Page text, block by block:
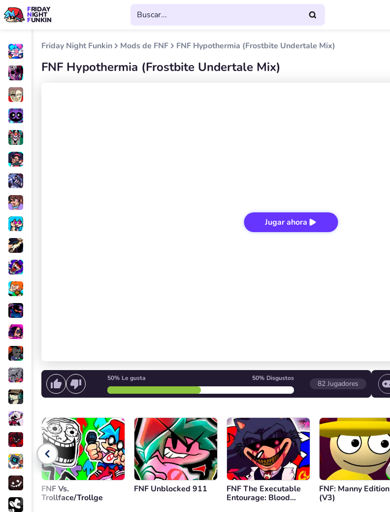
FRIDAY
NIGHT
FUNKIN
Friday Night Funkin Mods de FNF FNF Hypothermia (Frostbite Undertale Mix)
FNF Hypothermia (Frostbite Undertale Mix)
Jugar ahora
50% Le gusta 50% Disgustos
82 Jugadores
Empieza a cantar o Iniciar el juego/ Detener el juego/ Seleccionar un nivel
Control de volumen Volver
FNF Vs.
Trollface/Trollge
FNF Unblocked 911
FNF The Executable
Entourage: Blood
FNF: Manny Edition
(V3)